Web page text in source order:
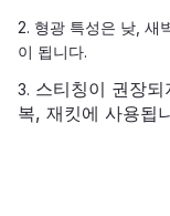
2. 형광 특성은 낮, 새
이 됩니다.
3. 스티칭이 권장
복, 재킷에 사용됩